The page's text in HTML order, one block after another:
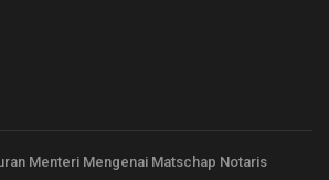
Menteri Mengenai Matschap Notaris